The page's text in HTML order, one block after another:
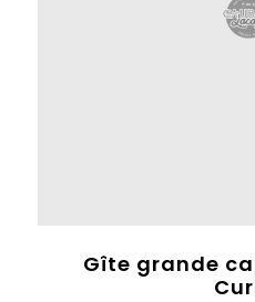
Gîte grande